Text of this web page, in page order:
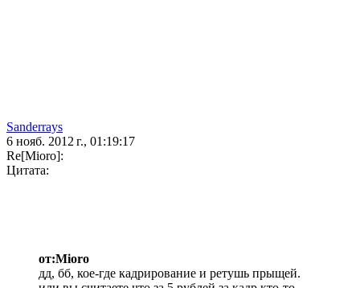
Sanderrays
6 нояб. 2012 г., 01:19:17
Re[Mioro]:
Цитата:
от:Mioro
дд, бб, кое-где кадрирование и ретушь прыщей.